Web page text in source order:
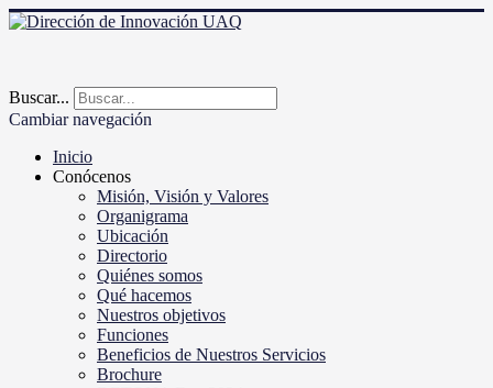
Buscar...
Cambiar navegación
Inicio
Conócenos
Misión, Visión y Valores
Organigrama
Ubicación
Directorio
Quiénes somos
Qué hacemos
Nuestros objetivos
Funciones
Beneficios de Nuestros Servicios
Brochure